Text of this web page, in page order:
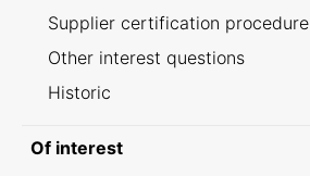
Supplier certification procedure
Other interest questions
Historic
Of interest